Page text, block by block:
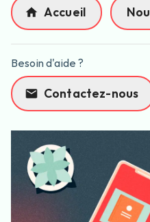
Accueil
Besoin d'aide ?
Contactez-nous